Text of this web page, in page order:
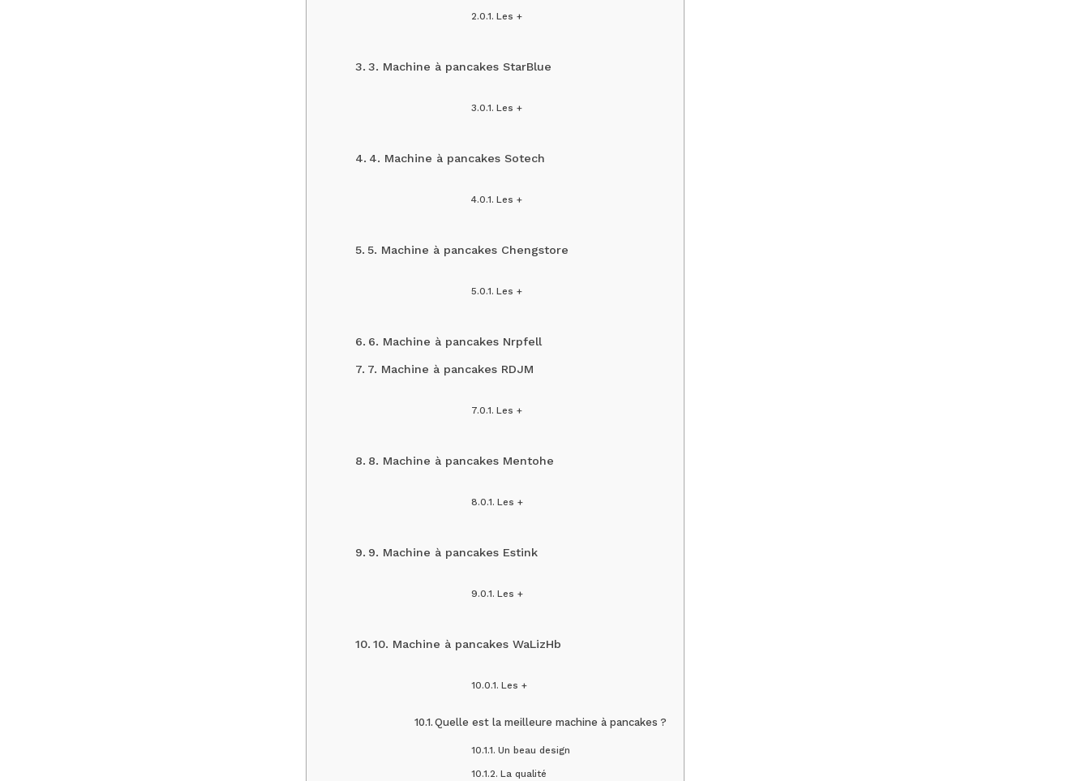
Les +
3. Machine à pancakes StarBlue
Les +
4. Machine à pancakes Sotech
Les +
5. Machine à pancakes Chengstore
Les +
6. Machine à pancakes Nrpfell
7. Machine à pancakes RDJM
Les +
8. Machine à pancakes Mentohe
Les +
9. Machine à pancakes Estink
Les +
10. Machine à pancakes WaLizHb
Les +
Quelle est la meilleure machine à pancakes ?
Un beau design
La qualité